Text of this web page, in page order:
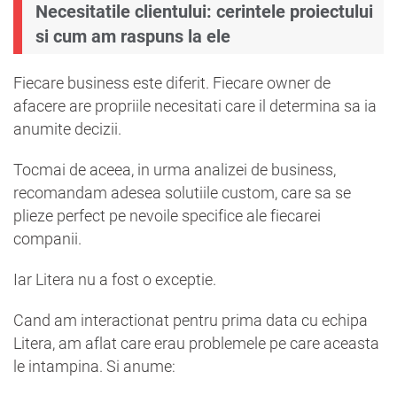
Necesitatile clientului: cerintele proiectului
si cum am raspuns la ele
Fiecare business este diferit. Fiecare owner de
afacere are propriile necesitati care il determina sa ia
anumite decizii.
Tocmai de aceea, in urma analizei de business,
recomandam adesea solutiile custom, care sa se
plieze perfect pe nevoile specifice ale fiecarei
companii.
Iar Litera nu a fost o exceptie.
Cand am interactionat pentru prima data cu echipa
Litera, am aflat care erau problemele pe care aceasta
le intampina. Si anume: